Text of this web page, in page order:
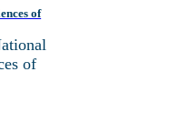
of
of